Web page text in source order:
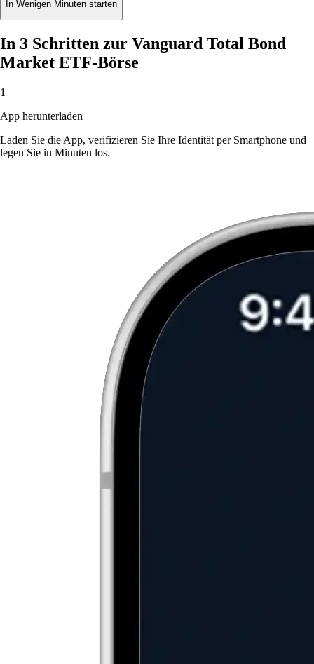
In Wenigen Minuten starten
In 3 Schritten zur Vanguard Total Bond
Market ETF-Börse
1
App herunterladen
Laden Sie die App, verifizieren Sie Ihre Identität per Smartphone und
legen Sie in Minuten los.